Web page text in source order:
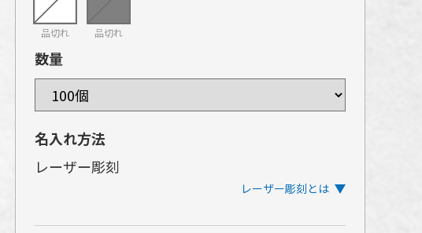
品切れ 品切れ
数量
名入れ方法
レーザー彫刻
レーザー彫刻とは